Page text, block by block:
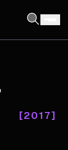
[2017]